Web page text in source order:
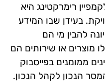
רימרקטינג היא
בעידן שבו המידע
להבין מי הם
מוצרים או שירותים הם
ממומנים בפייסבוק
הנכון לקהל הנכון.